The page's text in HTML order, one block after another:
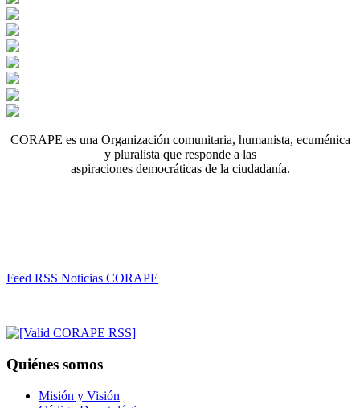
CORAPE es una Organización comunitaria, humanista, ecuménica
y pluralista que responde a las
aspiraciones democráticas de la ciudadanía.
Feed RSS Noticias CORAPE
Quiénes somos
Misión y Visión